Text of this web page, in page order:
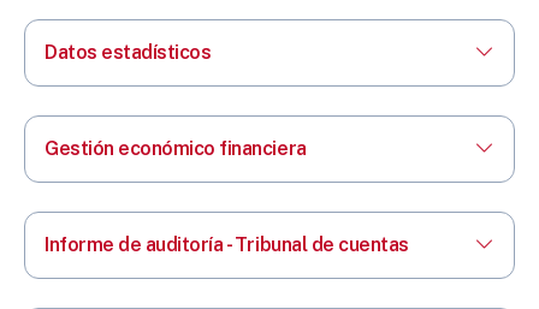
Datos estadísticos
Gestión económico financiera
Informe de auditoría - Tribunal de cuentas